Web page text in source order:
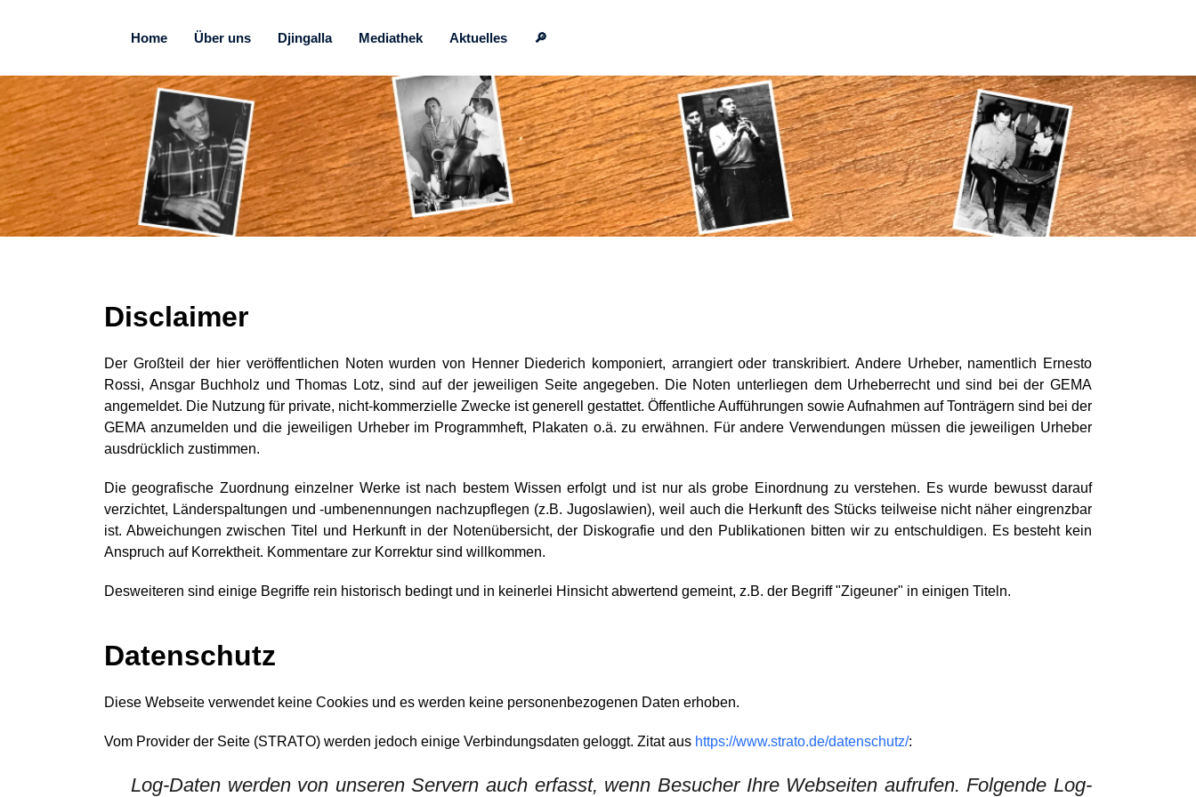
Home Über uns Djingalla Mediathek Aktuelles 🔎
Disclaimer
Der Großteil der hier veröffentlichen Noten wurden von Henner Diederich komponiert, arrangiert oder transkribiert. Andere Urheber, namentlich Ernesto
Rossi, Ansgar Buchholz und Thomas Lotz, sind auf der jeweiligen Seite angegeben. Die Noten unterliegen dem Urheberrecht und sind bei der GEMA
angemeldet. Die Nutzung für private, nicht-kommerzielle Zwecke ist generell gestattet. Öffentliche Aufführungen sowie Aufnahmen auf Tonträgern sind bei der
GEMA anzumelden und die jeweiligen Urheber im Programmheft, Plakaten o.ä. zu erwähnen. Für andere Verwendungen müssen die jeweiligen Urheber
ausdrücklich zustimmen.
Die geografische Zuordnung einzelner Werke ist nach bestem Wissen erfolgt und ist nur als grobe Einordnung zu verstehen. Es wurde bewusst darauf
verzichtet, Länderspaltungen und -umbenennungen nachzupflegen (z.B. Jugoslawien), weil auch die Herkunft des Stücks teilweise nicht näher eingrenzbar
ist. Abweichungen zwischen Titel und Herkunft in der Notenübersicht, der Diskografie und den Publikationen bitten wir zu entschuldigen. Es besteht kein
Anspruch auf Korrektheit. Kommentare zur Korrektur sind willkommen.
Desweiteren sind einige Begriffe rein historisch bedingt und in keinerlei Hinsicht abwertend gemeint, z.B. der Begriff "Zigeuner" in einigen Titeln.
Datenschutz
Diese Webseite verwendet keine Cookies und es werden keine personenbezogenen Daten erhoben.
Vom Provider der Seite (STRATO) werden jedoch einige Verbindungsdaten geloggt. Zitat aus https://www.strato.de/datenschutz/:
Log-Daten werden von unseren Servern auch erfasst, wenn Besucher Ihre Webseiten aufrufen. Folgende Log-